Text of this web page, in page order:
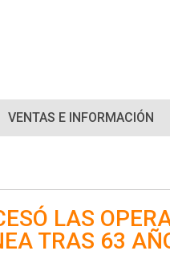
VENTAS E INFORMACIÓN
LAS
TRAS 63